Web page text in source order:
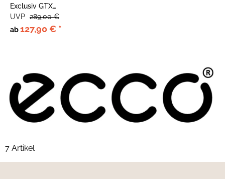
Exclusiv GTX
Kakaobraun/Mocha
ab127,90 € *
UVP 289,00 €
7 Artikel